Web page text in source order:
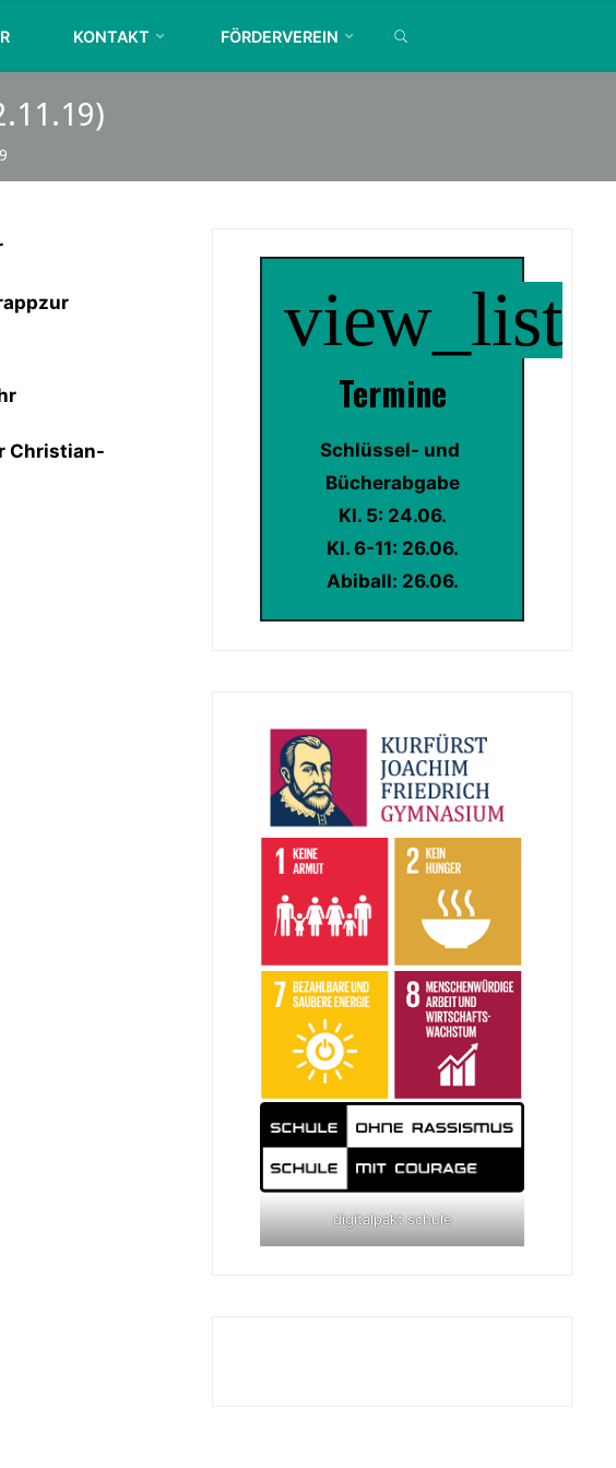
KONTAKT FÖRDERVEREIN
Christian-
view_list
Termine
Schlüssel- und
Bücherabgabe
Kl. 5: 24.06.
Kl. 6-11: 26.06.
Abiball: 26.06.
digitalpakt schule